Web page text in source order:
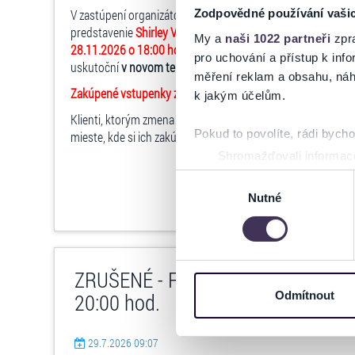
Zodpovědné používání
My a naši 1022 partneři
pro uchování a přístup k
měření reklam a obsahu,
k jakým účelům.
Pokud to povolíte, rádi
Shromažďovali
Identifikovali vaše
Zjistěte více o tom, jak
můžete kdykoliv změnit
informace o vašem zařízení
osobní údaje. Získané
Nutné
Odmítnout
V zastúpení organizátora podujatia, vám ako
predstavenieShirley Valentine – divadelné predstavenie
,
28.11.2026 o 18:00 hod.
v Historická radnica, Košice, je
uskutočnív novom termíne: 18.11.2026 o 18:00 hod. v
Zakúpené vstupenky zostávajú v platnosti.
Klienti, ktorým zmena nevyhovuje, môžu vrátiť vstupenky
mieste, kde si ich zakúpili najneskôr do 2.8.2026!
ZRUŠENÉ - Frank Sinatra &
20:00 hod.
29.7.2026 09:07